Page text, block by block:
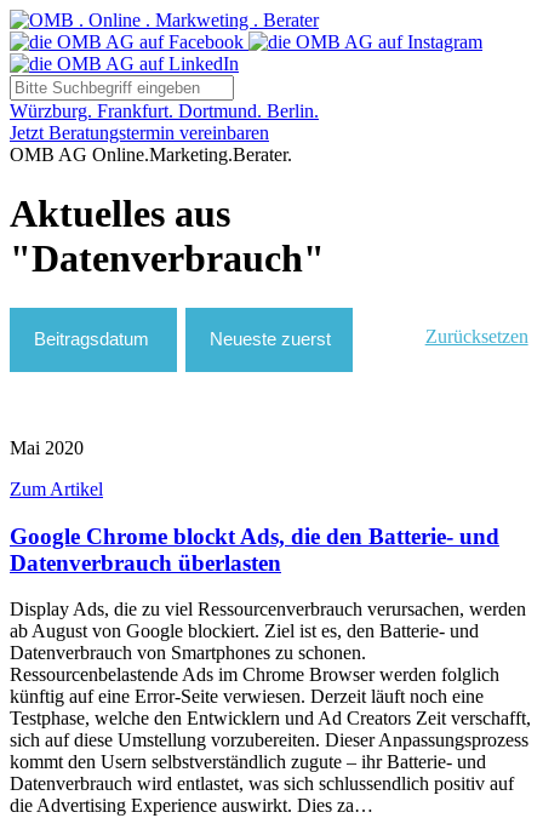
Würzburg. Frankfurt. Dortmund. Berlin.
Jetzt Beratungstermin vereinbaren
OMB AG Online.Marketing.Berater.
Aktuelles aus
"Datenverbrauch"
Zurücksetzen
Mai 2020
Zum Artikel
Google Chrome blockt Ads, die den Batterie- und
Datenverbrauch überlasten
Display Ads, die zu viel Ressourcenverbrauch verursachen, werden
ab August von Google blockiert. Ziel ist es, den Batterie- und
Datenverbrauch von Smartphones zu schonen.
Ressourcenbelastende Ads im Chrome Browser werden folglich
künftig auf eine Error-Seite verwiesen. Derzeit läuft noch eine
Testphase, welche den Entwicklern und Ad Creators Zeit verschafft,
sich auf diese Umstellung vorzubereiten. Dieser Anpassungsprozess
kommt den Usern selbstverständlich zugute – ihr Batterie- und
Datenverbrauch wird entlastet, was sich schlussendlich positiv auf
die Advertising Experience auswirkt. Dies za…